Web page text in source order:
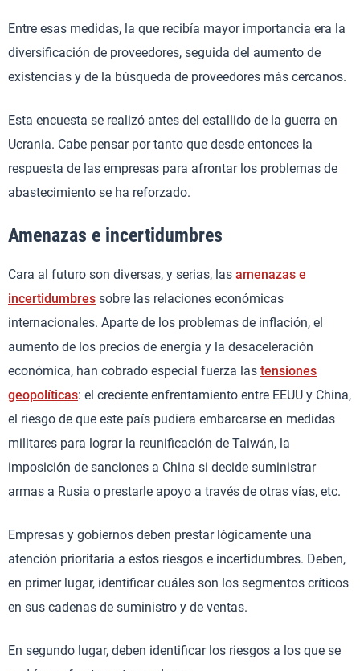
Entre esas medidas, la que recibía mayor importancia era la
diversificación de proveedores, seguida del aumento de
existencias y de la búsqueda de proveedores más cercanos.
Esta encuesta se realizó antes del estallido de la guerra en
Ucrania. Cabe pensar por tanto que desde entonces la
respuesta de las empresas para afrontar los problemas de
abastecimiento se ha reforzado.
Amenazas e incertidumbres
Cara al futuro son diversas, y serias, las amenazas e
incertidumbres sobre las relaciones económicas
internacionales. Aparte de los problemas de inflación, el
aumento de los precios de energía y la desaceleración
económica, han cobrado especial fuerza las tensiones
geopolíticas: el creciente enfrentamiento entre EEUU y China,
el riesgo de que este país pudiera embarcarse en medidas
militares para lograr la reunificación de Taiwán, la
imposición de sanciones a China si decide suministrar
armas a Rusia o prestarle apoyo a través de otras vías, etc.
Empresas y gobiernos deben prestar lógicamente una
atención prioritaria a estos riesgos e incertidumbres. Deben,
en primer lugar, identificar cuáles son los segmentos críticos
en sus cadenas de suministro y de ventas.
En segundo lugar, deben identificar los riesgos a los que se